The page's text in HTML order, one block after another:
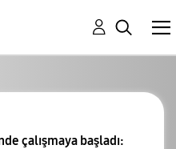
çalışmaya başladı: